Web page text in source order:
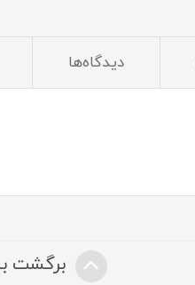
دیدگاه‌ها
برگشت